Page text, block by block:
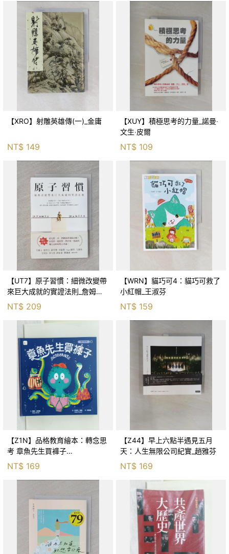
【XRO】射雕英雄傳(一)_金庸
NT$ 149
【XUY】積極思考的力量_諾曼‧
文生‧皮爾
NT$ 109
【UT7】原子習慣：細微改變帶
來巨大成就的實證法則_詹姆斯‧
克利爾, 蔡世偉
NT$ 209
【WRN】貓巧可4：貓巧可救了
小紅帽_王淑芬
NT$ 159
【Z1N】品格教育繪本：轉念思
考 章魚先生買褲子
(Octopants)_蘇西‧西尼爾, 黃筱
NT$ 169
【Z44】早上六點半遇見五月
天：人生無限公司紀實_趙雅芬
NT$ 169